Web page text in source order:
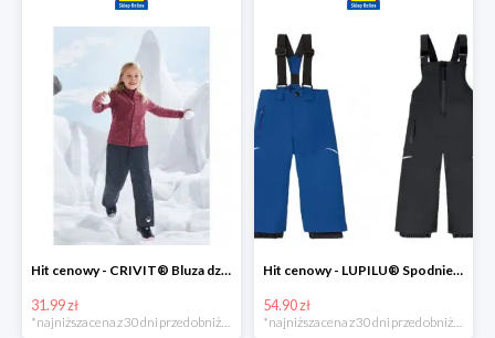
Hit cenowy - CRIVIT® Bluza dziewczęca z polaru
31.99 zł
Hit cenowy - LUPILU® Spodnie narciarskie chłopięce
54.90 zł